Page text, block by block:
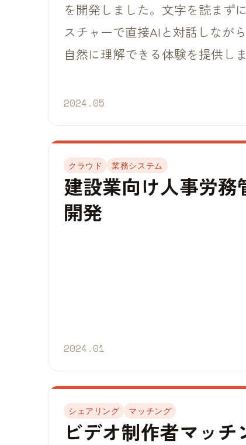
を開発しました。文字を読まず
スチャーで直接AIと対話しなが
自然に理解できる体験を提供しま
2024.05
クラウド 業務システム
建設業向け人事労務
開発
2024.01
シェアリング マッチング
ビデオ制作者マッチ